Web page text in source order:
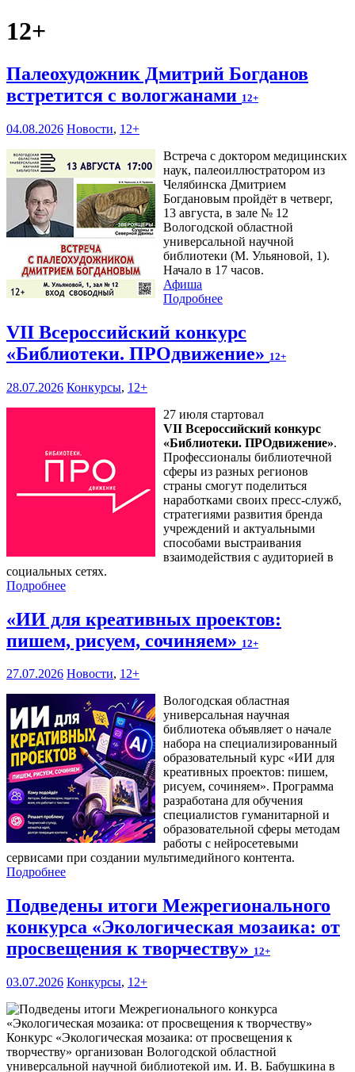
12+
Палеохудожник Дмитрий Богданов
встретится с вологжанами 12+
04.08.2026 Новости, 12+
Встреча с доктором медицинских
наук, палеоиллюстратором из
Челябинска Дмитрием
Богдановым пройдёт в четверг,
13 августа, в зале № 12
Вологодской областной
универсальной научной
библиотеки (М. Ульяновой, 1).
Начало в 17 часов.
Афиша
Подробнее
VII Всероссийский конкурс
«Библиотеки. ПРОдвижение» 12+
28.07.2026 Конкурсы, 12+
27 июля стартовал
VII Всероссийский конкурс
«Библиотеки. ПРОдвижение».
Профессионалы библиотечной
сферы из разных регионов
страны смогут поделиться
наработками своих пресс-служб,
стратегиями развития бренда
учреждений и актуальными
способами выстраивания
взаимодействия с аудиторией в
социальных сетях.
Подробнее
«ИИ для креативных проектов:
пишем, рисуем, сочиняем» 12+
27.07.2026 Новости, 12+
Вологодская областная
универсальная научная
библиотека объявляет о начале
набора на специализированный
образовательный курс «ИИ для
креативных проектов: пишем,
рисуем, сочиняем». Программа
разработана для обучения
специалистов гуманитарной и
образовательной сферы методам
работы с нейросетевыми
сервисами при создании мультимедийного контента.
Подробнее
Подведены итоги Межрегионального
конкурса «Экологическая мозаика: от
просвещения к творчеству» 12+
03.07.2026 Конкурсы, 12+
Конкурс «Экологическая мозаика: от просвещения к
творчеству» организован Вологодской областной
универсальной научной библиотекой им. И. В. Бабушкина в